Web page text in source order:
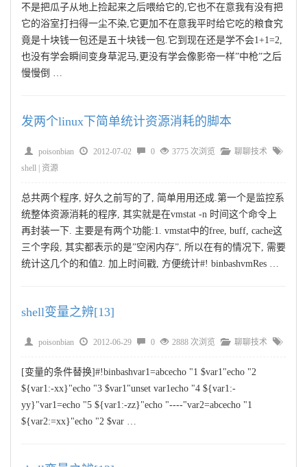
不是把瓜子从地上捡起来之后喂给它的,它也不在意我有没有把
它的浴室打扫得一尘不染,它更加不在意我平时给它吃的粮食究
竟是十块钱一包还是五十块钱一包.它到现在还是学不会1+1=2,
也没有学会瞬间变身草泥马,更没有学会像影帝一样”中枪”之后
慢慢倒 …
发两个linux下简单统计资源消耗的脚本
poisonbian 2012-07-02 0 3775 次浏览
聊聊技术
shell
资源
总共两个程序, 好久之前写的了, 简单用用还成.第一个是监控系
统整体资源消耗的程序, 其实就是在vmstat -n 时间这个命令上
再封装一下. 主要是有两个功能:1. vmstat中的free, buff, cache这
三个字段, 其实都表示的是”空闲内存”, 所以在有的情况下, 需要
统计这几个的和值2. 加上时间戳, 方便统计#! binbashvmRes …
shell变量之辨[13]
poisonbian 2012-06-29 0 2888 次浏览 聊聊技术
[变量的条件替换]#!binbashvar1=abcecho "1 $var1"echo "2
${var1:-xx}"echo "3 $var1"unset var1echo "4 ${var1:-
yy}"var1=echo "5 ${var1:-zz}"echo "----"var2=abcecho "1
${var2:=xx}"echo "2 $var …